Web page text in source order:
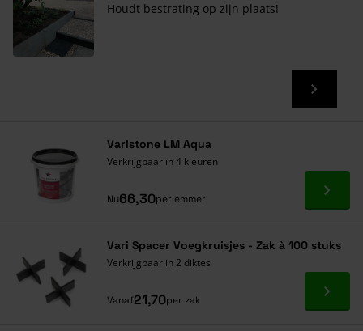
Houdt bestrating op zijn plaats!
Varistone LM Aqua
Verkrijgbaar in 4 kleuren
Nu66,30per emmer Ga
Vari Spacer Voegkruisjes - Zak à 100 stuks
Verkrijgbaar in 2 diktes
Vanaf21,70per zak Ga